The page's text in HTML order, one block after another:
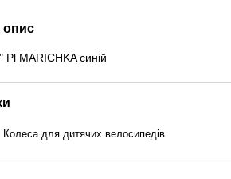
опис
MARICHKA синій
Колеса для дитячих велосипедів